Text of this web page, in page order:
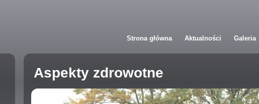
Strona główna Aktualności Galeria
Aspekty zdrowotne